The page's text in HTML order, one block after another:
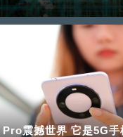
震撼世界 它是5G手